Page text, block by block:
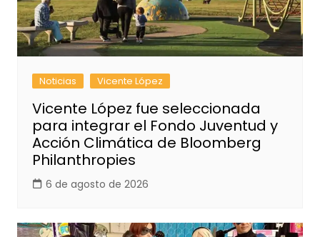
Noticias Vicente López
Vicente López fue seleccionada
para integrar el Fondo Juventud y
Acción Climática de Bloomberg
Philanthropies
6 de agosto de 2026